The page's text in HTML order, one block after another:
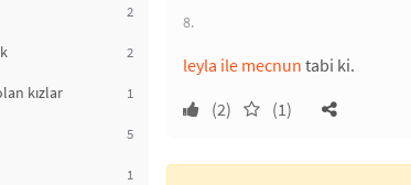
2
2
kızlar 1
5
1
8.
leyla ile mecnun tabi ki.
(2)
(1)